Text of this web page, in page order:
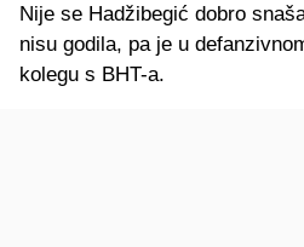
Nije se Hadžibegić dobro
nisu godila, pa je u
kolegu s BHT-a.